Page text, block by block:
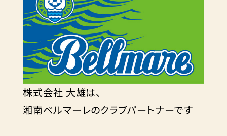
株式会社 大雄は、
湘南ベルマーレのクラブパートナーです